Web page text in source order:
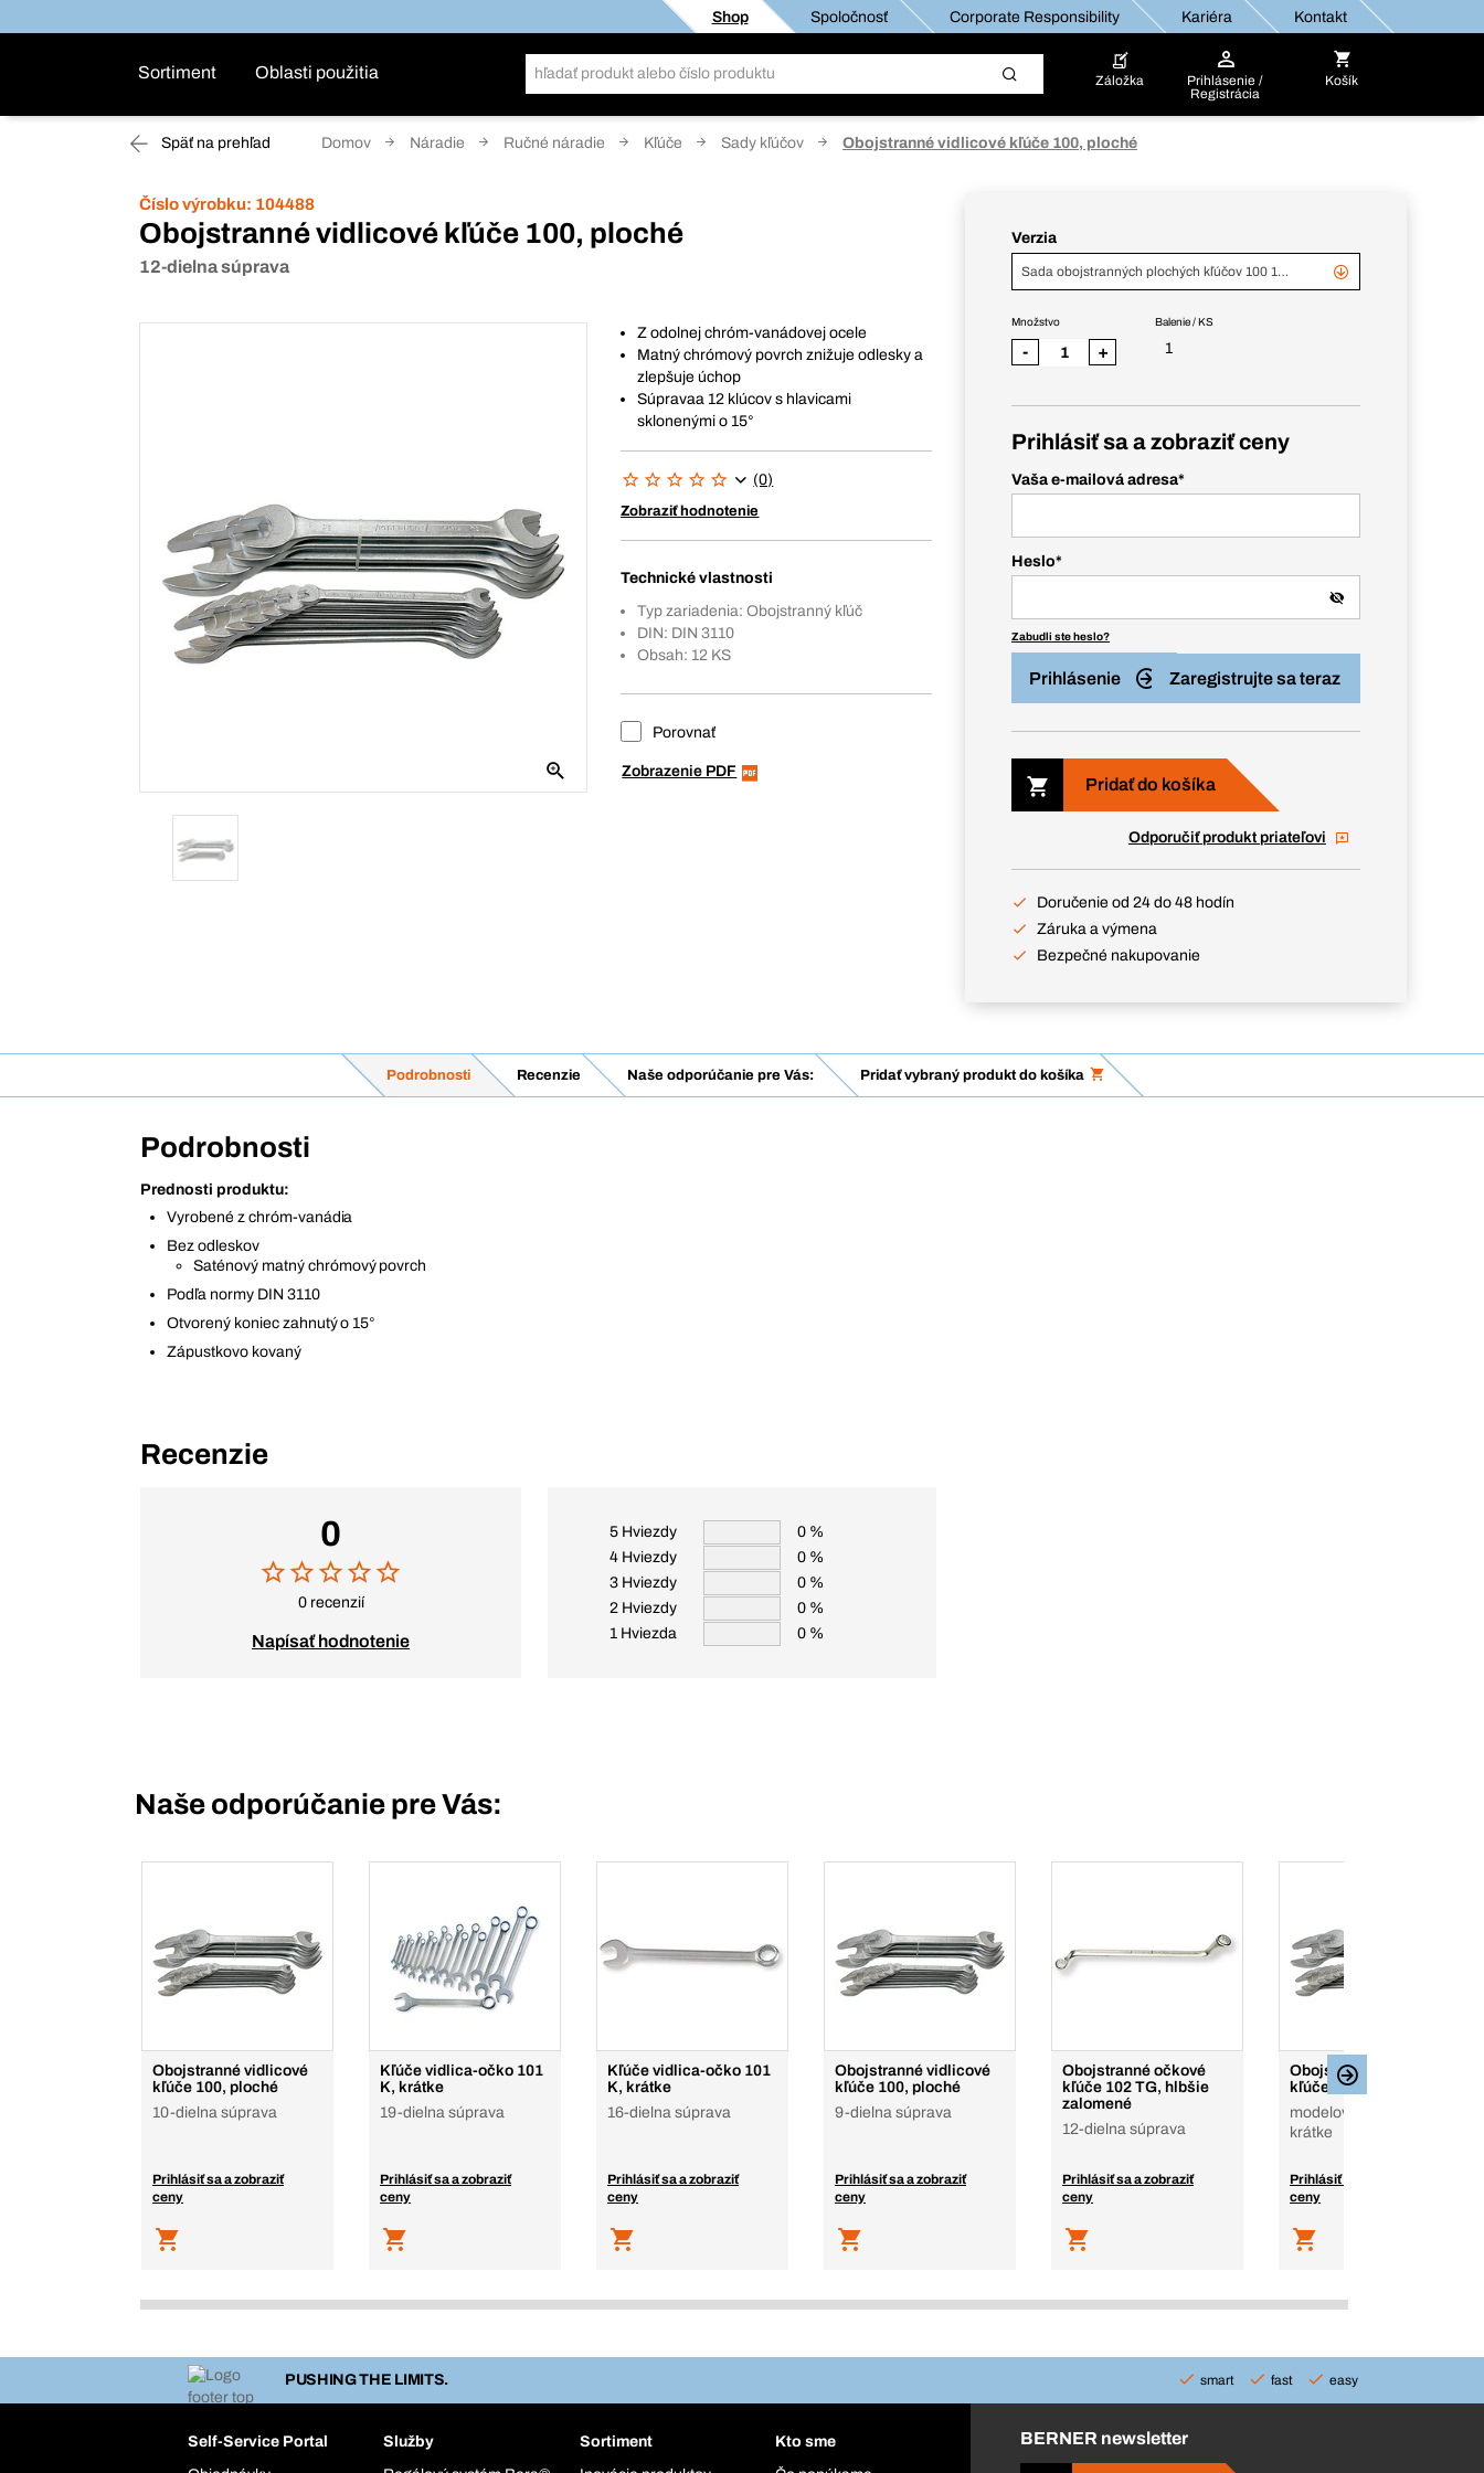
Shop Spoločnosť Corporate Responsibility Kariéra Kontakt
Sortiment Oblasti použitia Záložka
Prihlásenie /
Registrácia
Košík
Späť na prehľad Domov Náradie Ručné náradie Kľúče Sady kľúčov Obojstranné vidlicové kľúče 100, ploché
Číslo výrobku: 104488
Obojstranné vidlicové kľúče 100, ploché
12-dielna súprava
Z odolnej chróm-vanádovej ocele
Matný chrómový povrch znižuje odlesky a
zlepšuje úchop
Súpravaa 12 klúcov s hlavicami
sklonenými o 15°
(0)
Zobraziť hodnotenie
Technické vlastnosti
Typ zariadenia: Obojstranný kľúč
DIN: DIN 3110
Obsah: 12 KS
Porovnať
Zobrazenie PDF
Verzia
Sada obojstranných plochých kľúčov 100 12-dielna
Balenie / KS
1
Množstvo
- +
Prihlásiť sa a zobraziť ceny
Vaša e-mailová adresa*
Heslo*
Zabudli ste heslo?
Prihlásenie Zaregistrujte sa teraz
Pridať do košíka
Odporučiť produkt priateľovi
Doručenie od 24 do 48 hodín
Záruka a výmena
Bezpečné nakupovanie
Podrobnosti Recenzie Naše odporúčanie pre Vás: Pridať vybraný produkt do košíka
Podrobnosti
Prednosti produktu:
Vyrobené z chróm-vanádia
Bez odleskov
Saténový matný chrómový povrch
Podľa normy DIN 3110
Otvorený koniec zahnutý o 15°
Zápustkovo kovaný
Recenzie
0
0 recenzií
Napísať hodnotenie
5 Hviezdy
0 %
4 Hviezdy
0 %
3 Hviezdy
0 %
2 Hviezdy
0 %
1 Hviezda
0 %
Naše odporúčanie pre Vás:
Obojstranné vidlicové
kľúče 100, ploché
10-dielna súprava
Prihlásiť sa a zobraziť
ceny
Kľúče vidlica-očko 101
K, krátke
19-dielna súprava
Prihlásiť sa a zobraziť
ceny
Kľúče vidlica-očko 101
K, krátke
16-dielna súprava
Prihlásiť sa a zobraziť
ceny
Obojstranné vidlicové
kľúče 100, ploché
9-dielna súprava
Prihlásiť sa a zobraziť
ceny
Obojstranné očkové
kľúče 102 TG, hlbšie
zalomené
12-dielna súprava
Prihlásiť sa a zobraziť
ceny
Obojstranné vidlicové
kľúče 100, ploché
modelový rad 100,
krátke
Prihlásiť sa a zobraziť
ceny
PUSHING THE LIMITS. smart fast easy
Self-Service Portal
Služby
Sortiment
Kto sme
BERNER newsletter